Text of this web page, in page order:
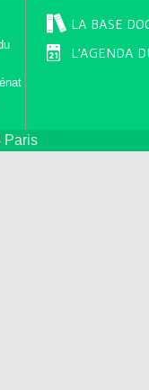
LA BASE
L'AGENDA
Paris